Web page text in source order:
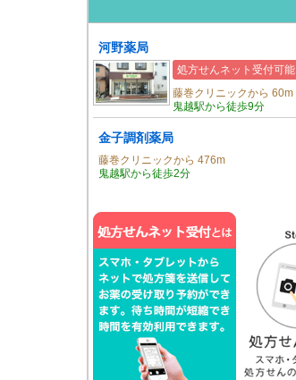
河野薬局
処方せんネット受付可能
藤巻クリニックから 60m
鬼越駅から徒歩9分
金子調剤薬局
藤巻クリニックから 476m
鬼越駅から徒歩2分